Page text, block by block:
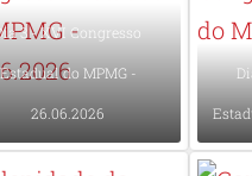
3 - XVI Congresso
Estadual do MPMG -
26.06.2026